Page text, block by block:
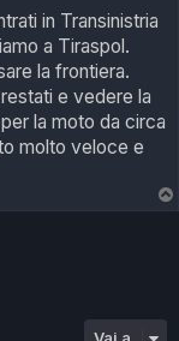
in Transinistria
a Tiraspol.
la frontiera.
e vedere la
la moto da circa
molto veloce e